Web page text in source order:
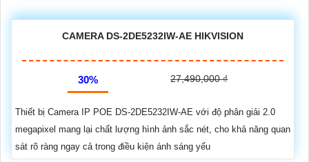
CAMERA DS-2DE5232IW-AE HIKVISION
30% 27,490,000 ₫
Thiết bị Camera IP POE DS-2DE5232IW-AE với độ phân giải 2.0
megapixel mang lại chất lượng hình ảnh sắc nét, cho khả năng quan
sát rõ ràng ngay cả trong điều kiện ánh sáng yếu